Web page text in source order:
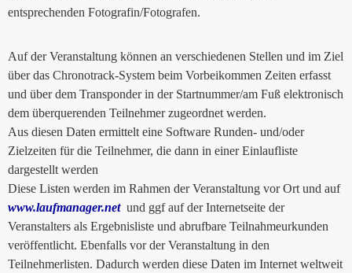
entsprechenden Fotografin/Fotografen.
Auf der Veranstaltung können an verschiedenen Stellen und im Ziel
über das Chronotrack-System beim Vorbeikommen Zeiten erfasst
und über dem Transponder in der Startnummer/am Fuß elektronisch
dem überquerenden Teilnehmer zugeordnet werden.
Aus diesen Daten ermittelt eine Software Runden- und/oder
Zielzeiten für die Teilnehmer, die dann in einer Einlaufliste
dargestellt werden
Diese Listen werden im Rahmen der Veranstaltung vor Ort und auf
www.laufmanager.netund ggf auf der Internetseite der
Veranstalters als Ergebnisliste und abrufbare Teilnahmeurkunden
veröffentlicht. Ebenfalls vor der Veranstaltung in den
Teilnehmerlisten. Dadurch werden diese Daten im Internet weltweit